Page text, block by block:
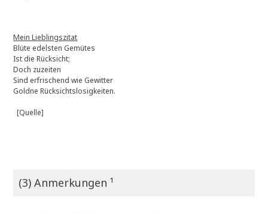
Mein Lieblingszitat
Blüte edelsten Gemütes
Ist die Rücksicht;
Doch zuzeiten
Sind erfrischend wie Gewitter
Goldne Rücksichtslosigkeiten.
[Quelle]
(3) Anmerkungen ¹